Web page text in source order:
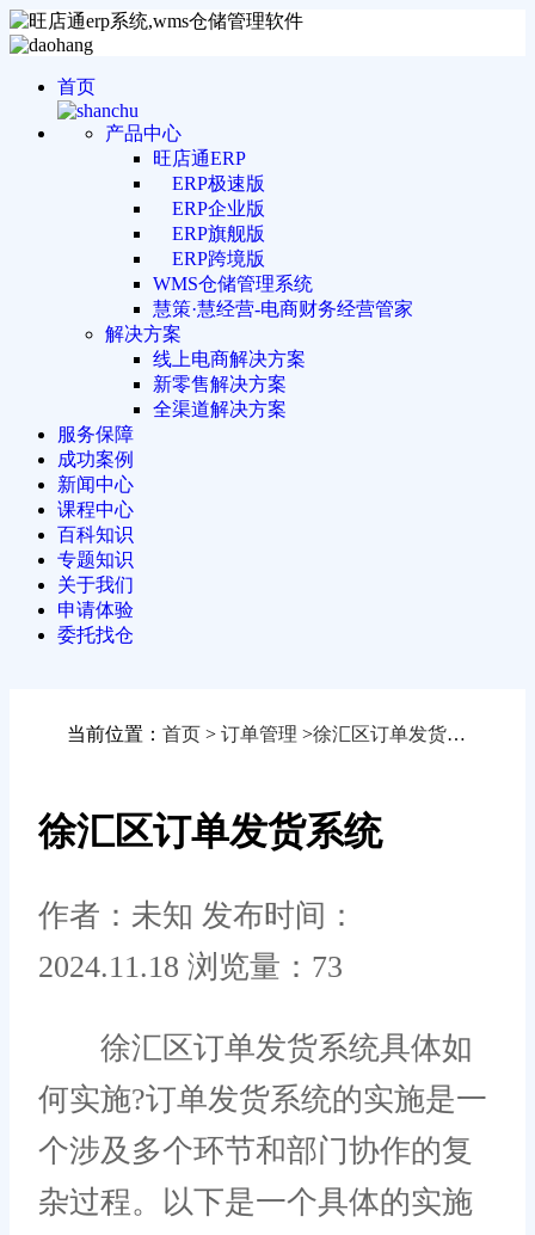
首页
产品中心
旺店通ERP
ERP极速版
ERP企业版
ERP旗舰版
ERP跨境版
WMS仓储管理系统
慧策·慧经营-电商财务经营管家
解决方案
线上电商解决方案
新零售解决方案
全渠道解决方案
服务保障
成功案例
新闻中心
课程中心
百科知识
专题知识
关于我们
申请体验
委托找仓
当前位置： 首页 > 订单管理 >徐汇区订单发货系统
徐汇区订单发货系统
作者：未知 发布时间：
2024.11.18 浏览量：73
徐汇区订单发货系统具体如
何实施?订单发货系统的实施是一
个涉及多个环节和部门协作的复
杂过程。以下是一个具体的实施